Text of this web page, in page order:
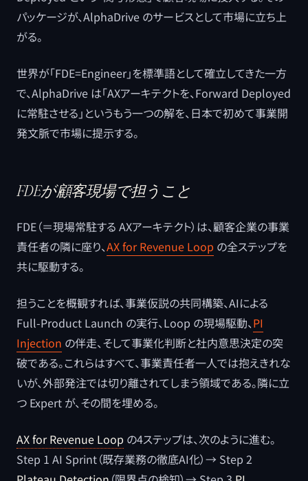
パッケージが、AlphaDrive のサービスとして市場に立ち上
がる。
世界が「FDE=Engineer」を標準語として確立してきた一方
で、AlphaDrive は「AXアーキテクトを、Forward Deployed
に常駐させる」というもう一つの解を、日本で初めて事業開
発文脈で市場に提示する。
FDEが顧客現場で担うこと
FDE（＝現場常駐する AXアーキテクト）は、顧客企業の事業
責任者の隣に座り、AX for Revenue Loop の全ステップを
共に駆動する。
担うことを概観すれば、事業仮説の共同構築、AIによる
Full-Product Launch の実行、Loop の現場駆動、PI
Injection の伴走、そして事業化判断と社内意思決定の突
破である。これらはすべて、事業責任者一人では抱えきれな
いが、外部発注では切り離されてしまう領域である。隣に立
つ Expert が、その間を埋める。
AX for Revenue Loop の4ステップは、次のように進む。
Step 1 AI Sprint（既存業務の徹底AI化）→ Step 2